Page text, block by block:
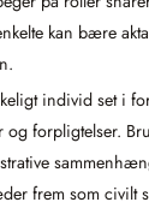
kan bære
individ set i
og forpligtelser.
frem som civilt